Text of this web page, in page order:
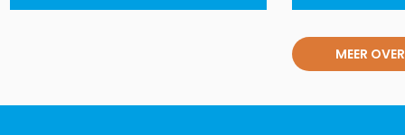
MEER